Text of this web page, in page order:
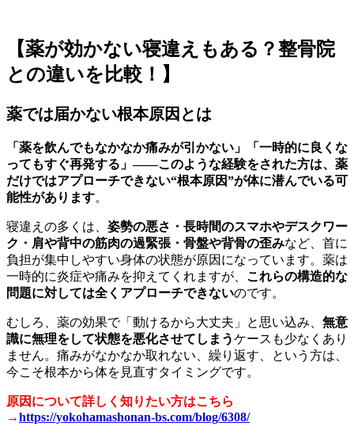
【薬が効かない寝違えもある？整骨院
との違いを比較！】
薬では届かない根本原因とは
「薬を飲んでもなかなか痛みが引かない」「一時的に良くな
ってもすぐ再発する」――このような経験をされた方は、薬
だけではアプローチできない“根本原因”が体に潜んでいる可
能性があります。
寝違えの多くは、 姿勢の悪さ・長時間のスマホやデスクワー
ク・肩や背中の筋肉の過緊張・骨盤や背骨の歪みなど、首に
負担が集中しやすい身体の状態が原因になっています。薬は
一時的に炎症や痛みを抑えてくれますが、 これらの構造的な
問題に対しては全くアプローチできないのです。
むしろ、薬の効果で「動けるから大丈夫」と思い込み、 無意
識に無理をして状態を悪化させてしまうケースも少なくあり
ません。痛みがなかなか取れない、繰り返す、という方は、
今こそ根本から体を見直すタイミングです。
原因について詳しく知りたい方はこちら
→https://yokohamashonan-bs.com/blog/6308/